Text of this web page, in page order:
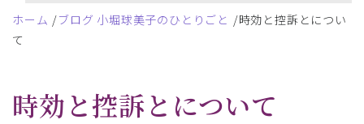
ホーム ブログ 小堀球美子のひとりごと
時効と控訴とについ
て
時効と控訴とについて